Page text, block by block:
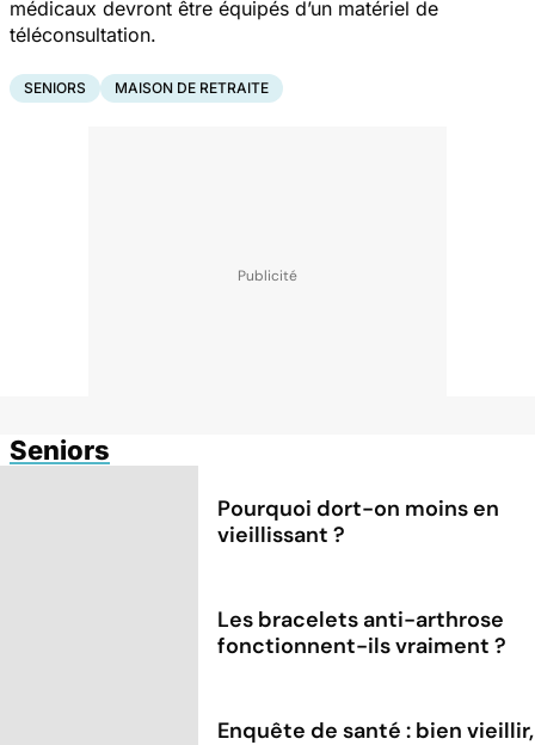
médicaux devront être équipés d’un matériel de
téléconsultation.
SENIORS MAISON DE RETRAITE
Seniors
Pourquoi dort-on moins en
vieillissant ?
Les bracelets anti-arthrose
fonctionnent-ils vraiment ?
Enquête de santé : bien vieillir,